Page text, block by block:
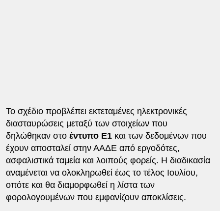
Το σχέδιο προβλέπει εκτεταμένες ηλεκτρονικές
διασταυρώσεις μεταξύ των στοιχείων που
δηλώθηκαν στο έντυπο Ε1και των δεδομένων που
έχουν αποσταλεί στην ΑΑΔΕ από εργοδότες,
ασφαλιστικά ταμεία και λοιπούς φορείς. Η διαδικασία
αναμένεται να ολοκληρωθεί έως το τέλος Ιουλίου,
οπότε και θα διαμορφωθεί η λίστα των
φορολογουμένων που εμφανίζουν αποκλίσεις.